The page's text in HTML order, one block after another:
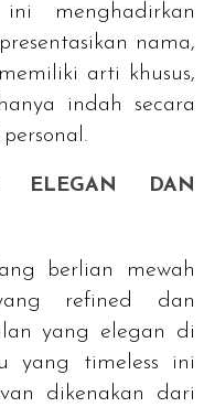
menghadirkan
nama,
arti khusus,
indah secara
ELEGAN DAN
berlian mewah
refined dan
yang elegan di
yang timeless ini
dikenakan dari